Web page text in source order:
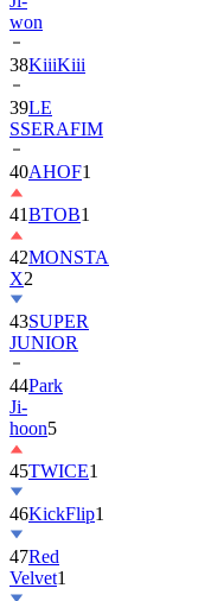
won
38KiiiKiii
39LE
SSERAFIM
40AHOF1
41BTOB1
42MONSTA
X2
43SUPER
JUNIOR
44Park
Ji-
hoon5
45TWICE1
46KickFlip1
47Red
Velvet1